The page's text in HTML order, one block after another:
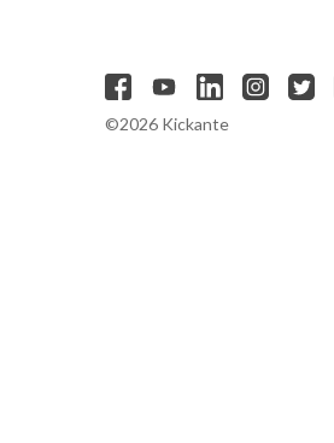
©2026 Kickante